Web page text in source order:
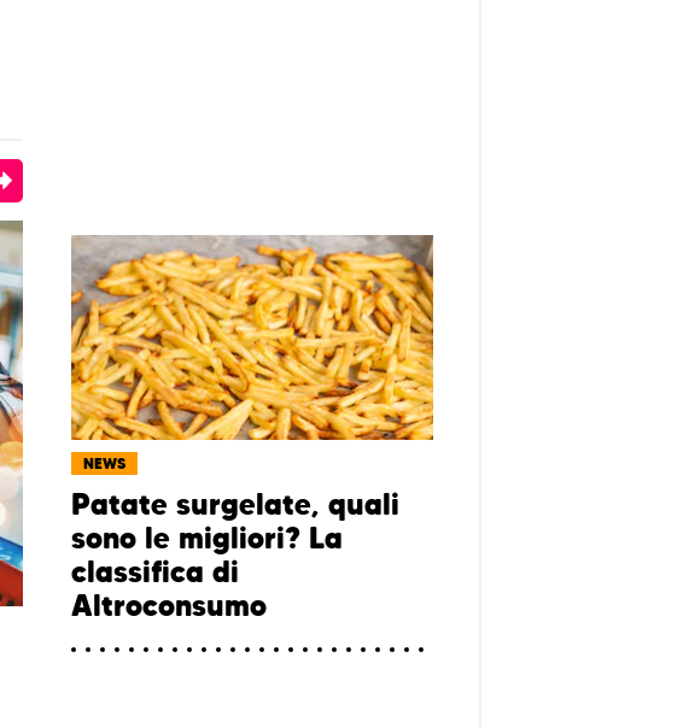
NEWS
Patate surgelate, quali
sono le migliori? La
classifica di
Altroconsumo